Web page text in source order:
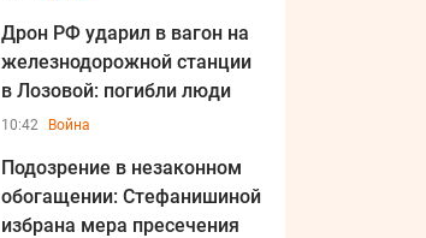
Дрон РФ ударил в вагон на
железнодорожной станции
в Лозовой: погибли люди
10:42 Война
Подозрение в незаконном
обогащении: Стефанишиной
избрана мера пресечения